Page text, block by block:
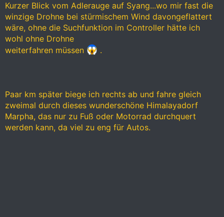
Kurzer Blick vom Adlerauge auf Syang...wo mir fast die
winzige Drohne bei stürmischem Wind davongeflattert
wäre, ohne die Suchfunktion im Controller hätte ich
wohl ohne Drohne
weiterfahren müssen
.
Paar km später biege ich rechts ab und fahre gleich
zweimal durch dieses wunderschöne Himalayadorf
Marpha, das nur zu Fuß oder Motorrad durchquert
werden kann, da viel zu eng für Autos.